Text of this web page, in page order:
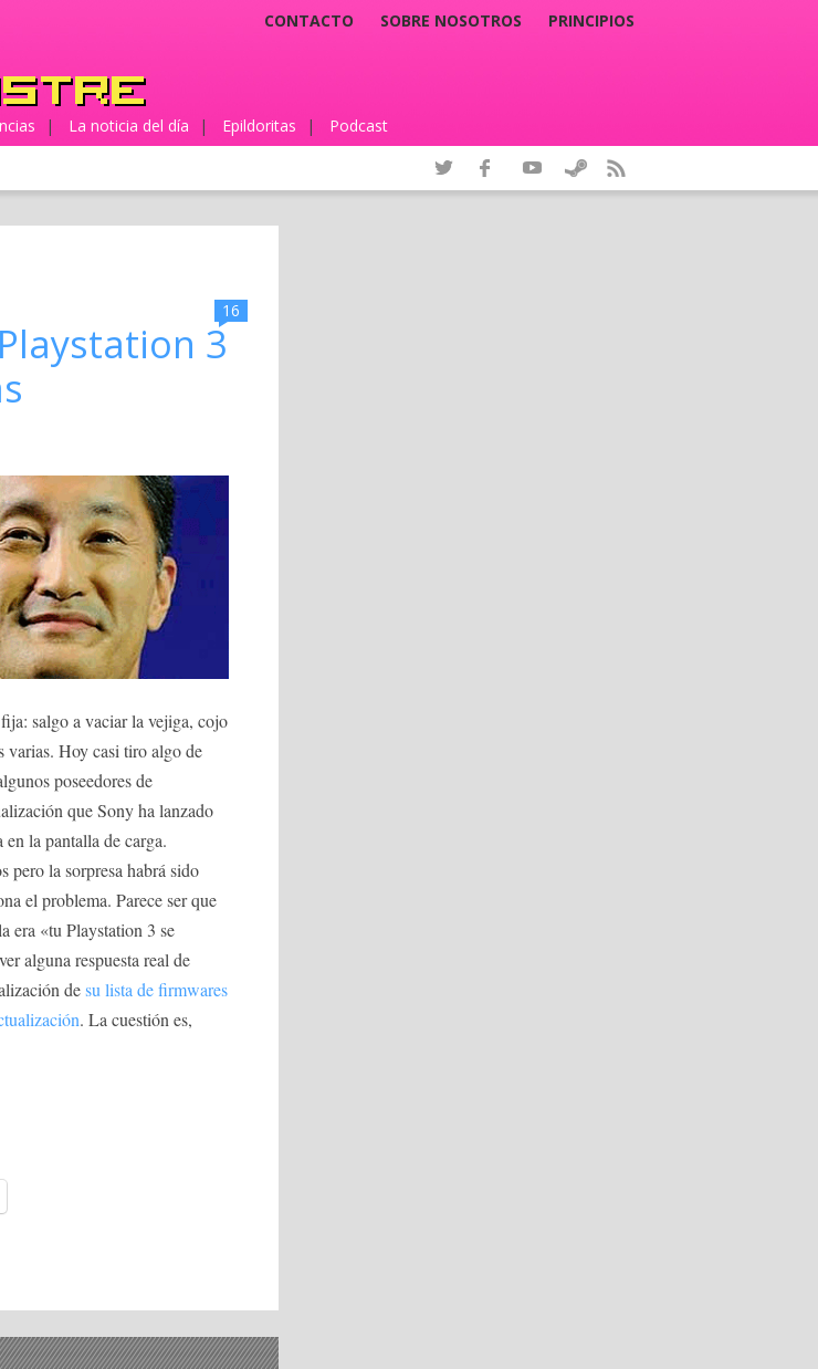
CONTACTO SOBRE NOSOTROS PRINCIPIOS
| La noticia del día | Epildoritas | Podcast
16
3
salgo a vaciar la vejiga, cojo
varias. Hoy casi tiro algo de
poseedores de
que Sony ha lanzado
la pantalla de carga.
pero la sorpresa habrá sido
el problema. Parece ser que
era «tu Playstation 3 se
alguna respuesta real de
desu lista de firmwares
. La cuestión es,